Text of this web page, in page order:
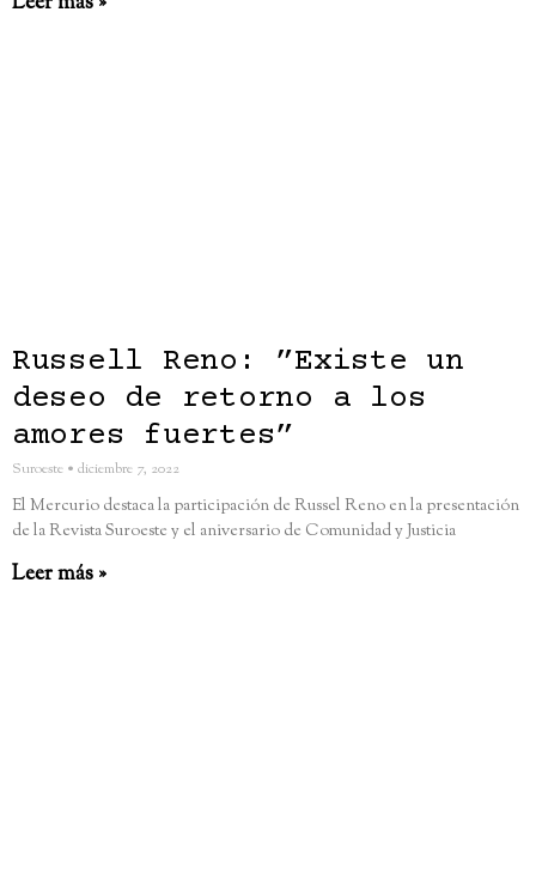
Russell Reno: ”Existe un
deseo de retorno a los
amores fuertes”
Suroeste diciembre 7, 2022
El Mercurio destaca la participación de Russel Reno en la presentación
de la Revista Suroeste y el aniversario de Comunidad y Justicia
Leer más »